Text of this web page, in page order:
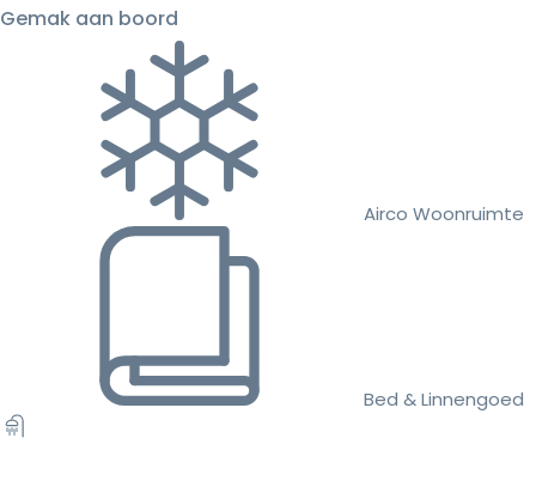
Gemak aan boord
Airco Woonruimte
Bed & Linnengoed